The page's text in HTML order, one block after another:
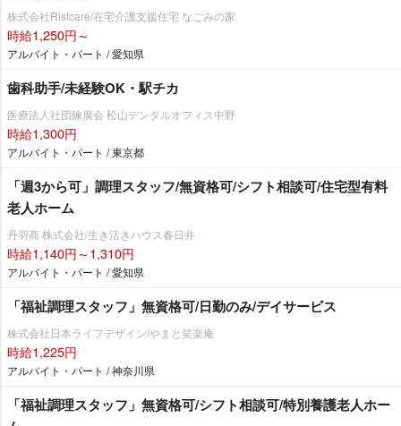
株式会社Risicare/在宅介護支援住宅 なごみの家
時給1,250円～
アルバイト・パート / 愛知県
歯科助手/未経験OK・駅チカ
医療法人社団練廣会 松山デンタルオフィス中野
時給1,300円
アルバイト・パート / 東京都
「週3から可」調理スタッフ/無資格可/シフト相談可/住宅型有料
老人ホーム
丹羽商 株式会社/生き活きハウス春日井
時給1,140円～1,310円
アルバイト・パート / 愛知県
「福祉調理スタッフ」無資格可/日勤のみ/デイサービス
株式会社日本ライフデザイン/やまと笑楽庵
時給1,225円
アルバイト・パート / 神奈川県
「福祉調理スタッフ」無資格可/シフト相談可/特別養護老人ホー